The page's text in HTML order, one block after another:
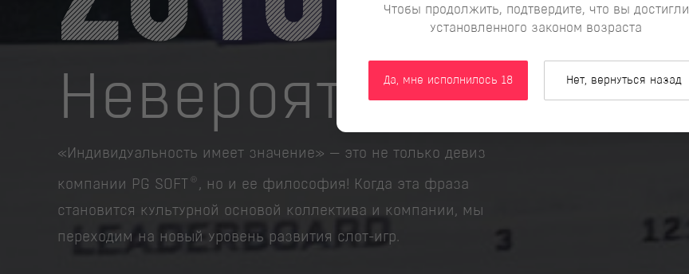
Невероятно!
«Индивидуальность имеет значение» — это не только девиз
компании PG SOFT®, но и ее философия! Когда эта фраза
становится культурной основой коллектива и компании, мы
переходим на новый уровень развития слот-игр.
Чтобы продолжить, подтвердите, что вы достигли
установленного законом возраста
Да, мне исполнилось 18 Нет, вернуться назад